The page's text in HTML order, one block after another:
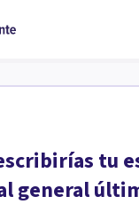
tu
general